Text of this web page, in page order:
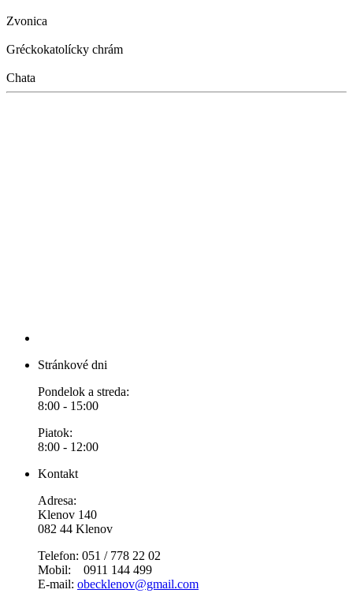
Zvonica
Gréckokatolícky chrám
Chata
Stránkové dni
Pondelok a streda:
8:00 - 15:00
Piatok:
8:00 - 12:00
Kontakt
Adresa:
Klenov 140
082 44 Klenov
Telefon: 051 / 778 22 02
Mobil: 0911 144 499
E-mail: obecklenov@gmail.com